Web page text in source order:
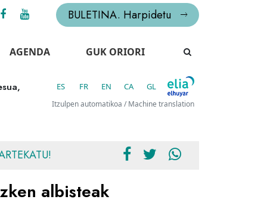
BULETINA. Harpidetu
AGENDA GUK ORIORI
ES FR EN CA GL
Itzulpen automatikoa / Machine translation
albisteak